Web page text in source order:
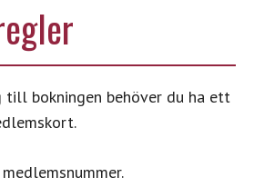
bokningen behöver du ha ett